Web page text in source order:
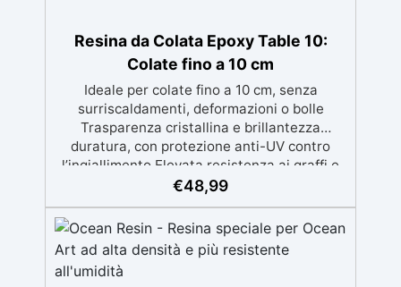
Resina da Colata Epoxy Table 10:
Colate fino a 10 cm
Ideale per colate fino a 10 cm, senza
surriscaldamenti, deformazioni o bolle
Trasparenza cristallina e brillantezza
duratura, con protezione anti-UV contro
l’ingiallimento Elevata resistenza ai graffi e
bassa esotermia per risultati professionali
grazie alla bassa viscosità e al lungo tempo
di lavorazione evita le micro-bolle Perfetta
per grandi tavoli, opere artistiche importanti
e progetti di grandi spessori con qualità
€48,99